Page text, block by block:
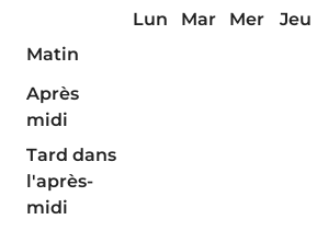
Lun Mar Mer Jeu
Matin
Après
midi
Tard dans
l'après-
midi